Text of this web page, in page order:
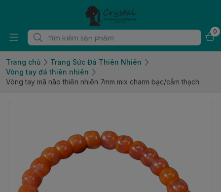
0
Trang chủ
Trang Sức Đá Thiên Nhiên
Vòng tay đá thiên nhiên
Vòng tay mã não thiên nhiên 7mm mix charm bạc/cẩm thạch